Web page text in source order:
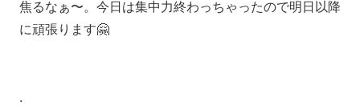
焦るなぁ〜。今日は集中力終わっちゃったので明日以降
に頑張ります🤗
.